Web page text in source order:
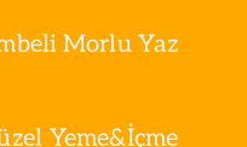
Morlu Yaz
Yeme&İçme